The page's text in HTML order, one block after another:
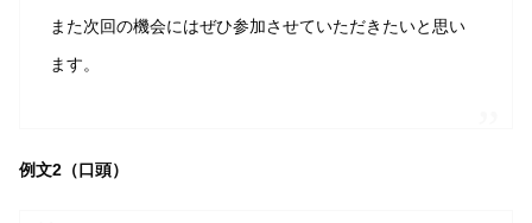
また次回の機会にはぜひ参加させていただきたいと思い
ます。
例文2（口頭）